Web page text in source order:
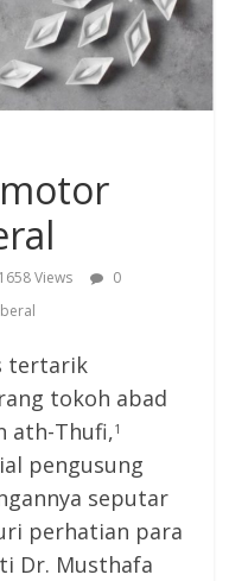
1658 Views
0
tertarik
tokoh abad
ath-Thufi,1
pengusung
seputar
perhatian para
Dr. Musthafa